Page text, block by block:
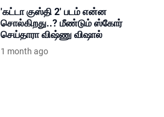
'கட்டா குஸ்தி 2' படம் என்ன
சொல்கிறது..? மீண்டும் ஸ்கோர்
செய்தாரா விஷ்ணு விஷால்
1 month ago